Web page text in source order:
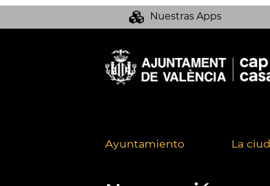
Nuestras Apps
Ayuntamiento La